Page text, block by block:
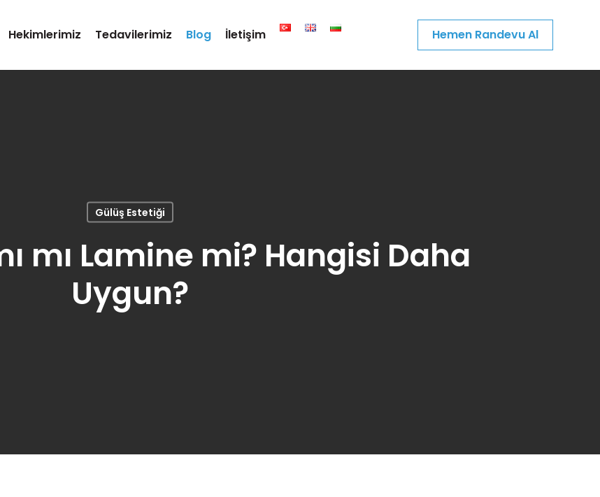
Hekimlerimiz Tedavilerimiz Blog İletişim Hemen Randevu Al
Gülüş Estetiği
mı Lamine mi? Hangisi Daha
Uygun?